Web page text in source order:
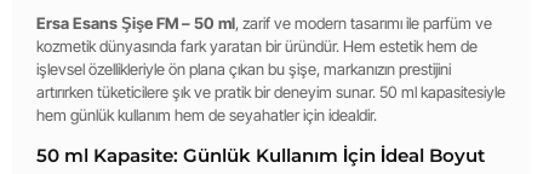
Ersa Esans Şişe FM – 50 ml, zarif ve modern tasarımı ile parfüm ve
kozmetik dünyasında fark yaratan bir üründür. Hem estetik hem de
işlevsel özellikleriyle ön plana çıkan bu şişe, markanızın prestijini
artırırken tüketicilere şık ve pratik bir deneyim sunar. 50 ml kapasitesiyle
hem günlük kullanım hem de seyahatler için idealdir.
50 ml Kapasite: Günlük Kullanım İçin İdeal Boyut